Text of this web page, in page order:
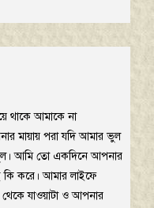
থাকে আমাকে না
মায়ায় পরা যদি আমার ভুল
আমি তো একদিনে আপনার
কি করে। আমার লাইফে
যাওয়াটা ও আপনার